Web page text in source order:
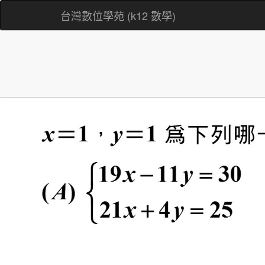
台灣數位學苑 (k12 數學)